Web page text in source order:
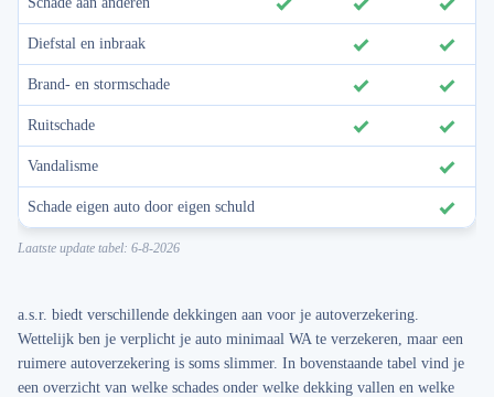
​ ​ ​
Diefstal en inbraak ​ ​
Brand- en stormschade ​ ​
Ruitschade ​ ​
Vandalisme ​
Schade eigen auto door eigen schuld ​
Laatste update tabel: 6-8-2026
a.s.r. biedt verschillende dekkingen aan voor je autoverzekering.
Wettelijk ben je verplicht je auto minimaal WA te verzekeren, maar een
ruimere autoverzekering is soms slimmer. In bovenstaande tabel vind je
een overzicht van welke schades onder welke dekking vallen en welke